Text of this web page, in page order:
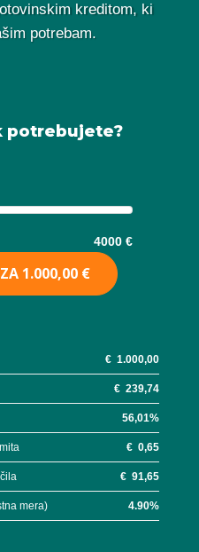
kreditom, ki
potrebam.
potrebujete?
4000 €
1.000,00 €
€1.000,00
€239,74
56,01%
€0,65
€91,65
mera) 4.90%